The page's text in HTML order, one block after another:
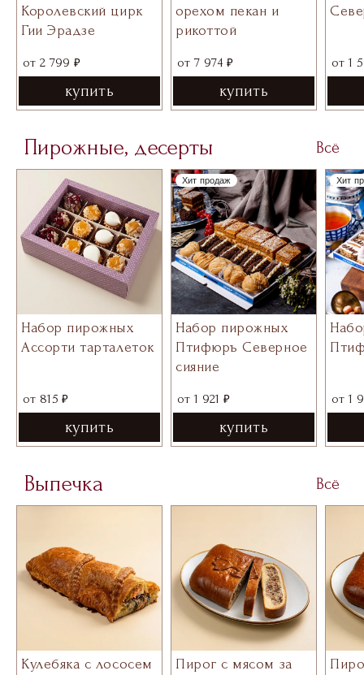
Королевский цирк
Гии Эрадзе
от 2 799 ₽
купить
орехом пекан и
рикоттой
от 7 974 ₽
купить
от 1
Пирожные, десерты Всё
Набор пирожных
Ассорти тарталеток
от 815 ₽
купить
Набор пирожных
Птифюръ Северное
сияние
от 1 921 ₽
купить
Хит продаж
от 1
Хит
Выпечка Всё
Кулебяка с лососем
Пирог с мясом за